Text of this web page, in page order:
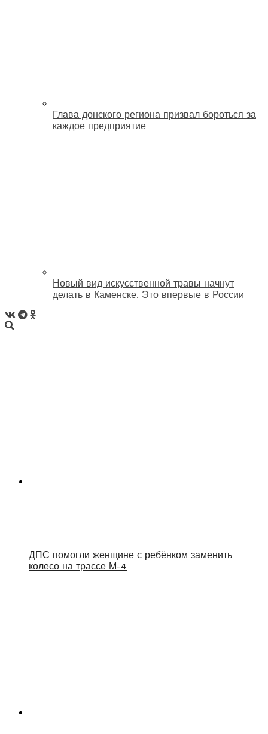
Глава донского региона призвал бороться за
каждое предприятие
Новый вид искусственной травы начнут
делать в Каменске. Это впервые в России
ДПС помогли женщине с ребёнком заменить
колесо на трассе М-4